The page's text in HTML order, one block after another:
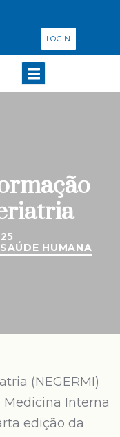
LOGIN
SAÚDE HUMANA
(NEGERMI)
Medicina Interna
edição da